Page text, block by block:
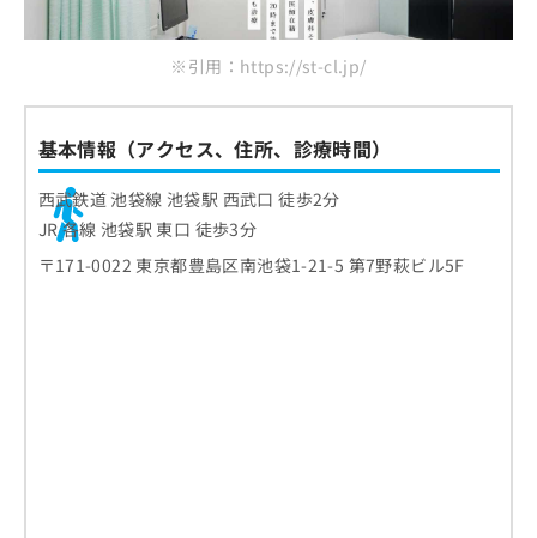
※引用：https://st-cl.jp/
基本情報（アクセス、住所、診療時間）
西武鉄道 池袋線 池袋駅 西武口 徒歩2分
JR 各線 池袋駅 東口 徒歩3分
〒171-0022 東京都豊島区南池袋1-21-5 第7野萩ビル5F